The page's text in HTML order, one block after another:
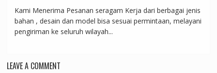
Kami Menerima Pesanan seragam Kerja dari berbagai jenis
bahan , desain dan model bisa sesuai permintaan, melayani
pengiriman ke seluruh wilayah...
LEAVE A COMMENT